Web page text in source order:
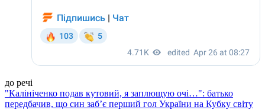
до речі
"Калініченко подав кутовий, я заплющую очі…": батько
передбачив, що син заб’є перший гол України на Кубку світу